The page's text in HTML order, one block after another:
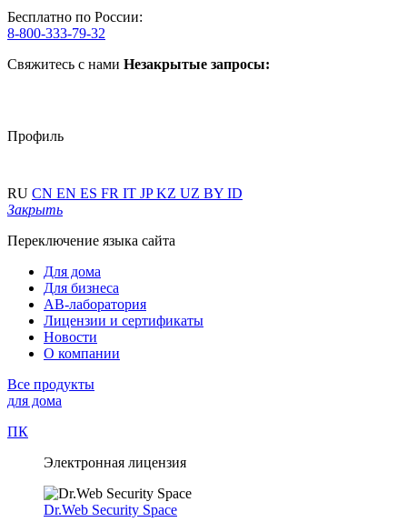
Бесплатно по России:
8-800-333-79-32
Свяжитесь с нами Незакрытые запросы:
Профиль
RU CN EN ES FR IT JPKZ UZ BY ID
Закрыть
Переключение языка сайта
Для дома
Для бизнеса
АВ-лаборатория
Лицензии и сертификаты
Новости
О компании
Все продукты
для дома
ПК
Электронная лицензия
Dr.Web Security Space